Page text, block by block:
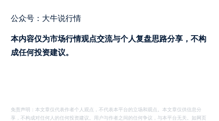
公众号：大牛说行情
本内容仅为市场行情观点交流与个人复盘思路分享，不构
成任何投资建议。
免责声明：本文章仅代表作者个人观点，不代表本平台的立场和观点。本文章仅供信息分
享，不构成对任何人的任何投资建议。用户与作者之间的任何争议，与本平台无关。如网页